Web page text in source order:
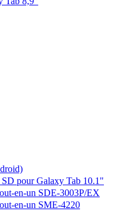
pour Galaxy Tab 10.1"
en-un SDE-3003P/EX
en-un SME-4220